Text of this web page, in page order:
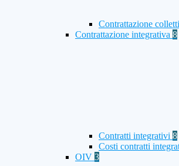
Contrattazione
Contrattazione integrativa 8
Contratti integrativi 8
Costi contratti
OIV 3